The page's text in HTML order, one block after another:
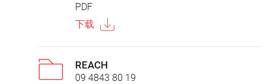
PDF
下载
REACH
09 4843 80 19